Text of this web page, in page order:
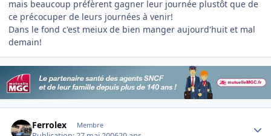
mais beaucoup préfèrent gagner leur journée plustôt que de
ce précocuper de leurs journées à venir!
Dans le fond c'est meiux de bien manger aujourd'huit et mal
demain!
Ferrolex Membre